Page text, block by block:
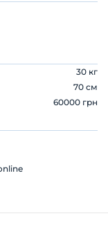
30 кг
70 см
60000 грн